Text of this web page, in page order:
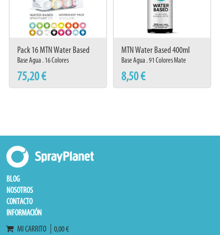
Pack 16 MTN Water Based
Workshop
Base Agua . 16 Colores
75,20 €
MTN Water Based 400ml
Base Agua . 91 Colores Mate
8,50 €
BLOG
NOSOTROS
CONTACTO
INFORMACIÓN
MI CARRITO
0,00 €